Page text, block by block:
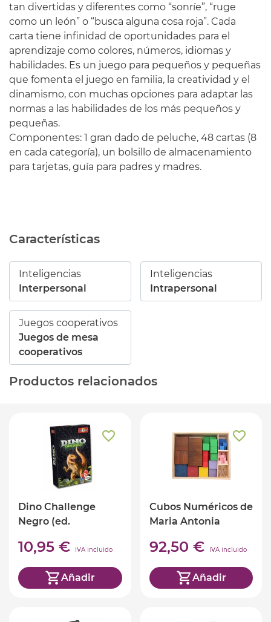
tan divertidas y diferentes como “sonríe”, “ruge
como un león” o “busca alguna cosa roja”. Cada
carta tiene infinidad de oportunidades para el
aprendizaje como colores, números, idiomas y
habilidades. Es un juego para pequeños y pequeñas
que fomenta el juego en familia, la creatividad y el
dinamismo, con muchas opciones para adaptar las
normas a las habilidades de los más pequeños y
pequeñas.
Componentes: 1 gran dado de peluche, 48 cartas (8
en cada categoría), un bolsillo de almacenamiento
para tarjetas, guía para padres y madres.
Características
Inteligencias
Interpersonal
Inteligencias
Intrapersonal
Juegos cooperativos
Juegos de mesa
cooperativos
Productos relacionados
Dino Challenge
Negro (ed.
10,95 € IVA incluido
Añadir
Cubos Numéricos de
Maria Antonia
92,50 € IVA incluido
Añadir